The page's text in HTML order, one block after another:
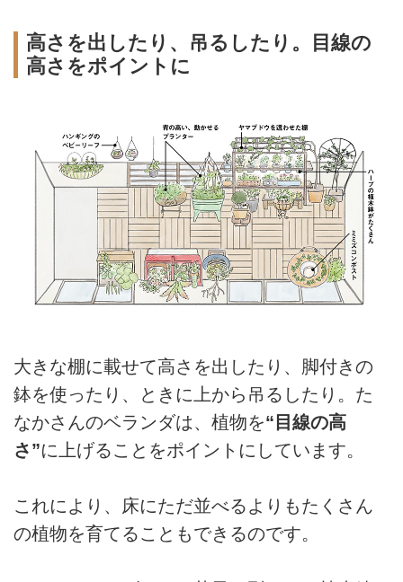
高さを出したり、吊るしたり。目線の
高さをポイントに
大きな棚に載せて高さを出したり、脚付きの
鉢を使ったり、ときに上から吊るしたり。た
なかさんのベランダは、植物を“目線の高
さ”に上げることをポイントにしています。
これにより、床にただ並べるよりもたくさん
の植物を育てることもできるのです。